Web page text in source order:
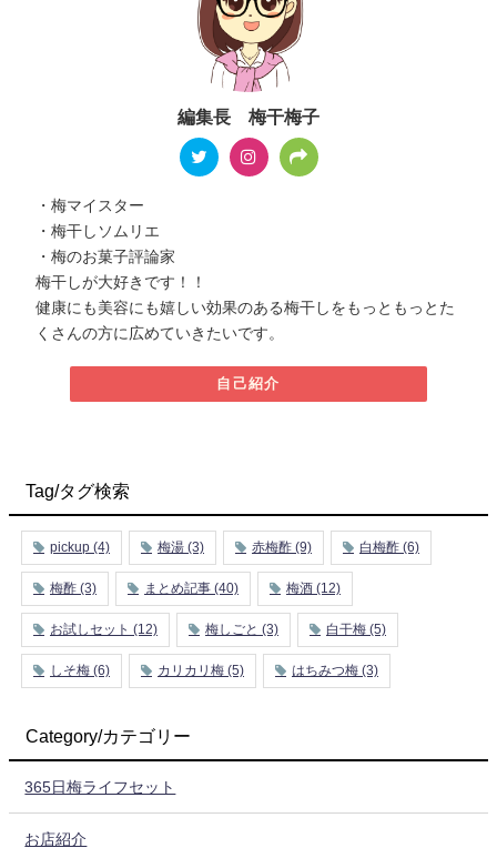
編集長 梅干梅子
・梅マイスター
・梅干しソムリエ
・梅のお菓子評論家
梅干しが大好きです！！
健康にも美容にも嬉しい効果のある梅干しをもっともっとた
くさんの方に広めていきたいです。
自己紹介
Tag/タグ検索
pickup (4) 梅湯 (3) 赤梅酢 (9) 白梅酢 (6)
梅酢 (3) まとめ記事 (40) 梅酒 (12)
お試しセット (12) 梅しごと (3) 白干梅 (5)
しそ梅 (6) カリカリ梅 (5) はちみつ梅 (3)
Category/カテゴリー
365日梅ライフセット
お店紹介